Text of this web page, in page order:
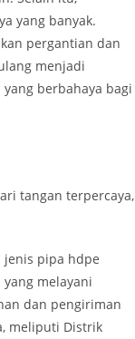
yang banyak.
pergantian dan
menjadi
berbahaya bagi
tangan terpercaya,
pipa hdpe
melayani
dan pengiriman
meliputi Distrik